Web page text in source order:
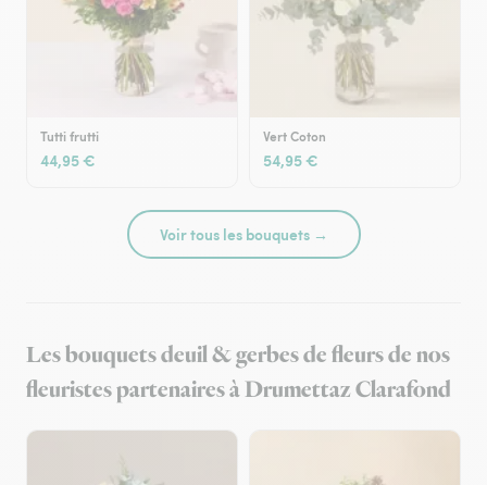
Tutti frutti
44,95 €
Vert Coton
54,95 €
Voir tous les bouquets →
Les bouquets deuil & gerbes de fleurs de nos
fleuristes partenaires à Drumettaz Clarafond